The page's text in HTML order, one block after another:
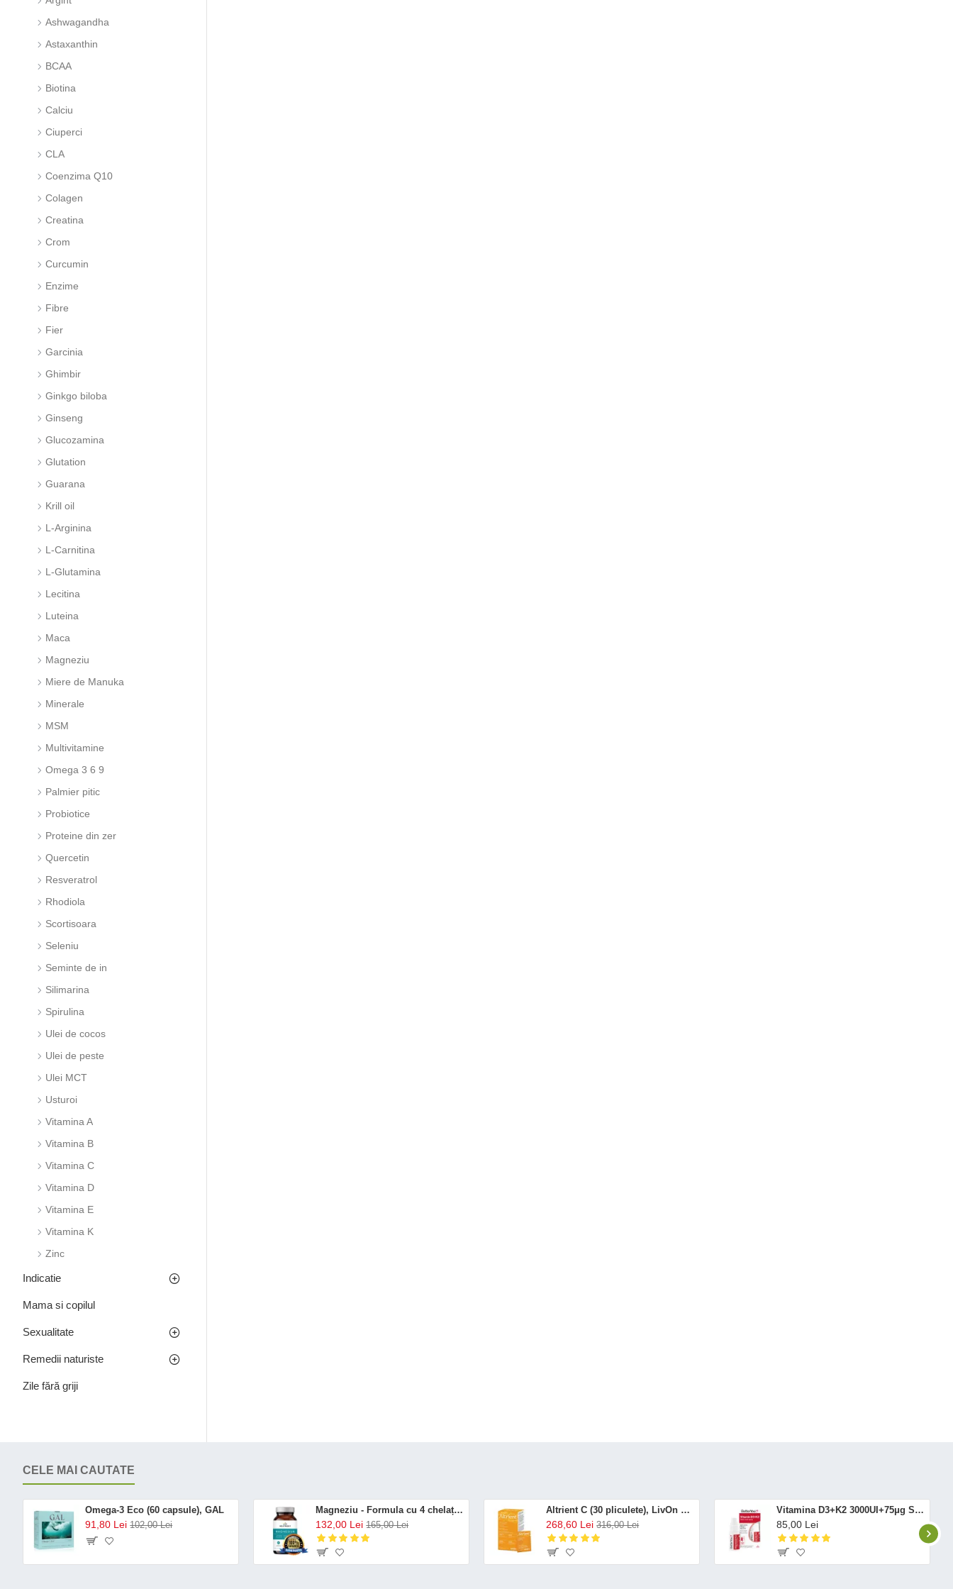
Ashwagandha
Astaxanthin
BCAA
Biotina
Calciu
Ciuperci
CLA
Coenzima Q10
Colagen
Creatina
Crom
Curcumin
Enzime
Fibre
Fier
Garcinia
Ghimbir
Ginkgo biloba
Ginseng
Glucozamina
Glutation
Guarana
Krill oil
L-Arginina
L-Carnitina
L-Glutamina
Lecitina
Luteina
Maca
Magneziu
Miere de Manuka
Minerale
MSM
Multivitamine
Omega 3 6 9
Palmier pitic
Probiotice
Proteine din zer
Quercetin
Resveratrol
Rhodiola
Scortisoara
Seleniu
Seminte de in
Silimarina
Spirulina
Ulei de cocos
Ulei de peste
Ulei MCT
Usturoi
Vitamina A
Vitamina B
Vitamina C
Vitamina D
Vitamina E
Vitamina K
Zinc
Indicatie
Mama si copilul
Sexualitate
Remedii naturiste
Zile fără griji
CELE MAI CAUTATE
Omega-3 Eco (60 capsule), GAL
91,80 Lei 102,00 Lei
Magneziu - Formula cu 4 chelați (120 capsule), Neutrient
132,00 Lei 165,00 Lei
Altrient C (30 pliculete), LivOn Labs
268,60 Lei 316,00 Lei
Vitamina D3+K2 3000UI+75μg Spray Oral (12 ml), BetterYou
85,00 Lei